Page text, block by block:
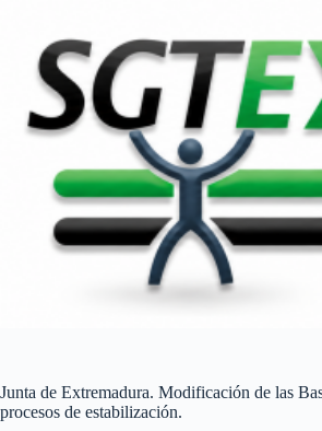
contenido
Junta de Extremadura. Modificación de las
procesos de estabilización.